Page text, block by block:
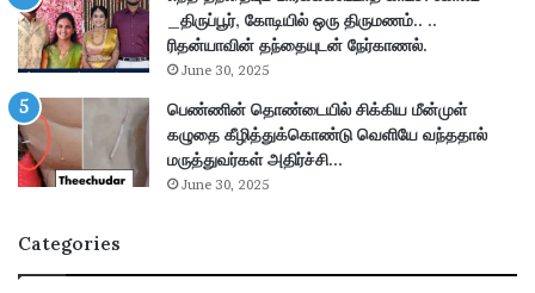
ய
ம்
வெ
ளி
யா
ன
a
!
_திருப்பூர், கோடியில் ஒரு திருமணம்.. ..
ரிதன்யாவின் தந்தையுடன் நேர்காணல்.
June 30, 2025
பெண்ணின் தொண்டையில் சிக்கிய மீன்முள்
கழுதை கீழித்துக்கொண்டு வெளியே வந்ததால்
மருத்துவர்கள் அதிர்ச்சி…
June 30, 2025
Categories